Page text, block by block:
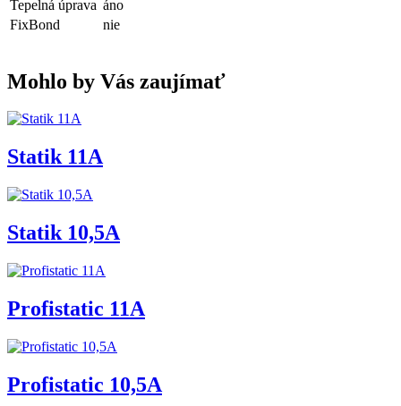
Tepelná úprava áno
FixBond
nie
Mohlo by Vás zaujímať
Statik 11A
Statik 10,5A
Profistatic 11A
Profistatic 10,5A